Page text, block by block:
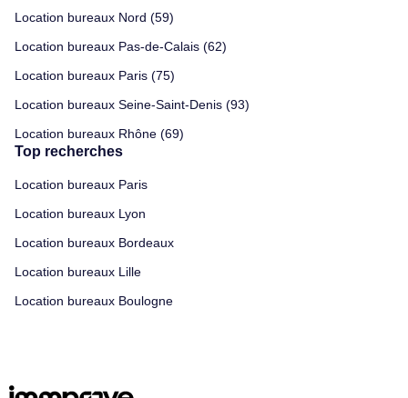
Location bureaux Nord (59)
Location bureaux Pas-de-Calais (62)
Location bureaux Paris (75)
Location bureaux Seine-Saint-Denis (93)
Location bureaux Rhône (69)
Top recherches
Location bureaux Paris
Location bureaux Lyon
Location bureaux Bordeaux
Location bureaux Lille
Location bureaux Boulogne